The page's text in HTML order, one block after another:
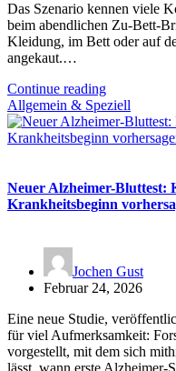
Das Szenario kennen viele
beim abendlichen Zu-Bett-
Kleidung, im Bett oder auf
angekaut.…
Continue reading
Allgemein & Speziell
Neuer Alzheimer-Bluttest:
Krankheitsbeginn
Jochen Gust
Februar 24, 2026
Eine neue Studie,
für viel Aufmerksamkeit:
vorgestellt, mit dem sich
lässt, wann erste